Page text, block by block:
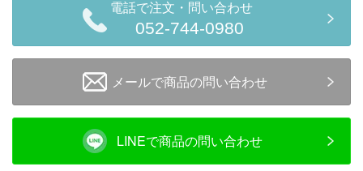
電話で注文・問い合わせ
052-744-0980
メールで商品の問い合わせ
LINEで商品の問い合わせ